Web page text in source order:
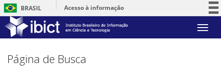
BRASIL
Acesso à informação
Serviços
Skip
Página de Busca